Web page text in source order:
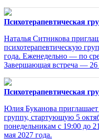
Психотерапевтическая
Наталья Ситникова
психотерапевтическую
года. Еженедельно — по
Завершающая встреча — 26
Психотерапевтическая
Юлия Буканова
группу, стартующую 5
понедельникам с 19:00 до
мая 2027 года.